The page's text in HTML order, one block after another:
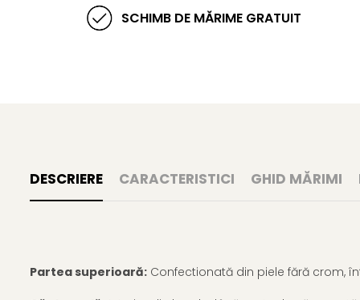
SCHIMB DE MĂRIME GRATUIT
DESCRIERE CARACTERISTICI GHID MĂRIMI
Partea superioară: Confectionată din piele fără crom,